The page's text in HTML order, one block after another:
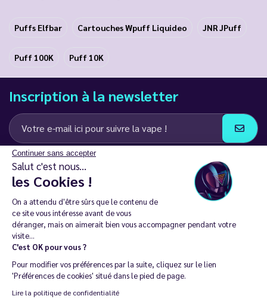
Continuer sans accepter
Salut c'est nous...
les Cookies !
On a attendu d'être sûrs que le contenu de
ce site vous intéresse avant de vous
déranger, mais on aimerait bien vous accompagner pendant votre
visite...
C'est OK pour vous ?
Pour modifier vos préférences par la suite, cliquez sur le lien
'Préférences de cookies' situé dans le pied de page.
Lire la politique de confidentialité
Puffs Elfbar Cartouches Wpuff Liquideo JNR JPuff
Puff 100K Puff 10K
Inscription à la newsletter
J’accepte de recevoir des communications e-mail et SMS de la part de
LD Groupe
Restez en contact
La vente de cigarette électronique est interdite chez les moins de
18 ans. 🔞
Copyright © 2014 - 2026 Le Vapoteur Discount - Tous droits